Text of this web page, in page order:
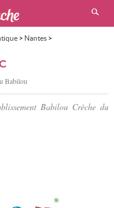
> Nantes>
Babilou
Babilou Crèche du